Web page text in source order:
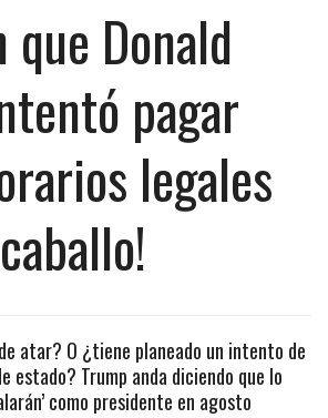
que Donald
pagar
legales
atar? O ¿tiene planeado un intento de
estado? Trump anda diciendo que lo
como presidente en agosto